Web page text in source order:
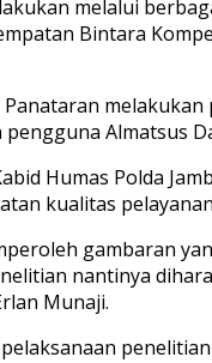
melalui
Bintara
Panataran
Almatsus
Humas Polda
kualitas
gambaran
nantinya
Munaji.